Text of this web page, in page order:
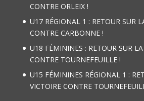
CONTRE ORLEIX !
U17 RÉGIONAL 1 : RETOUR SUR
CONTRE CARBONNE !
U18 FÉMININES : RETOUR SUR
CONTRE TOURNEFEUILLE !
U15 FÉMININES RÉGIONAL 1 :
VICTOIRE CONTRE